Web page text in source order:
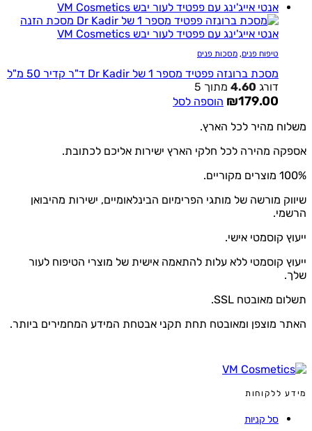
טיפוח פנים, מסכות פנים
מסכת ברונזה פפטיד מספר 1 של Dr Kadir ד"ר קדיר 50 מ"ל
דורג 4.60 מתוך 5
₪179.00
הוספה לסל
משלוח מהיר לכל הארץ.
אספקה מהירה לכל חלקי הארץ ישירות אליכם לכתובת.
100% מוצרים מקוריים.
שיווק מורשה של מותגי הפרימיום הבינלאומיים, ישירות מהיבואן
הרשמי.
ייעוץ קוסמטי אישי.
ייעוץ קוסמטי ללא עלות להתאמה אישית של מוצרי הטיפוח לעור
שלך.
תשלום מאובטח SSL.
האתר מוצפן ומאובטח תחת תקני אבטחת המידע המחמירים ביותר.
מידע ללקוחות
סל קניות